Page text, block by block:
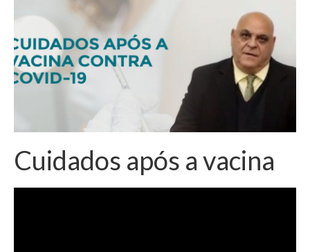
Cuidados após a vacina